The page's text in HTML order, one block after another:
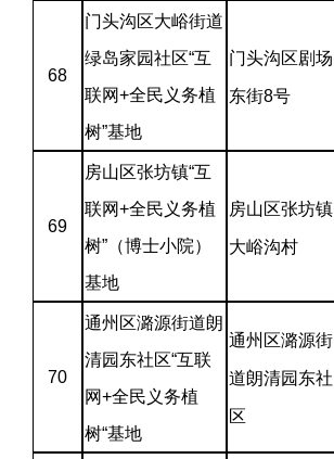
68
门头沟区大峪街道
绿岛家园社区“互
联网+全民义务植
树”基地
门头沟区剧场
东街8号
69
房山区张坊镇“互
联网+全民义务植
树”（博士小院）
基地
房山区张坊镇
大峪沟村
70
通州区潞源街道朗
清园东社区“互联
网+全民义务植
树“基地
通州区潞源街
道朗清园东社
区